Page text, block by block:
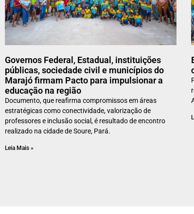
Governos Federal, Estadual, instituições
públicas, sociedade civil e municípios do
Marajó firmam Pacto para impulsionar a
educação na região
Documento, que reafirma compromissos em áreas
estratégicas como conectividade, valorização de
professores e inclusão social, é resultado de encontro
realizado na cidade de Soure, Pará.
Leia Mais »